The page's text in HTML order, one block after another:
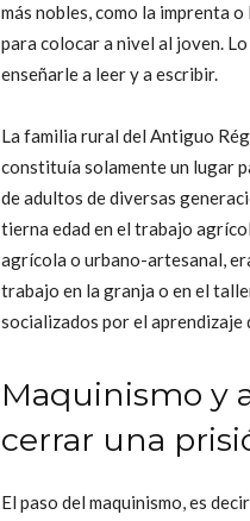
más nobles, como la imprenta
para colocar a nivel al joven.
enseñarle a leer y a escribir.
La familia rural del Antiguo
constituía solamente un lugar
de adultos de diversas
tierna edad en el trabajo
agrícola o urbano-artesanal,
trabajo en la granja o en el
socializados por el aprendizaje
Maquinismo y
cerrar una
El paso del maquinismo, es